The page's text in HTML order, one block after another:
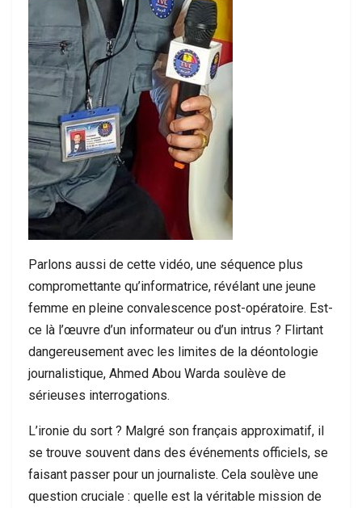
Parlons aussi de cette vidéo, une séquence plus
compromettante qu’informatrice, révélant une jeune
femme en pleine convalescence post-opératoire. Est-
ce là l’œuvre d’un informateur ou d’un intrus ? Flirtant
dangereusement avec les limites de la déontologie
journalistique, Ahmed Abou Warda soulève de
sérieuses interrogations.
L’ironie du sort ? Malgré son français approximatif, il
se trouve souvent dans des événements officiels, se
faisant passer pour un journaliste. Cela soulève une
question cruciale : quelle est la véritable mission de